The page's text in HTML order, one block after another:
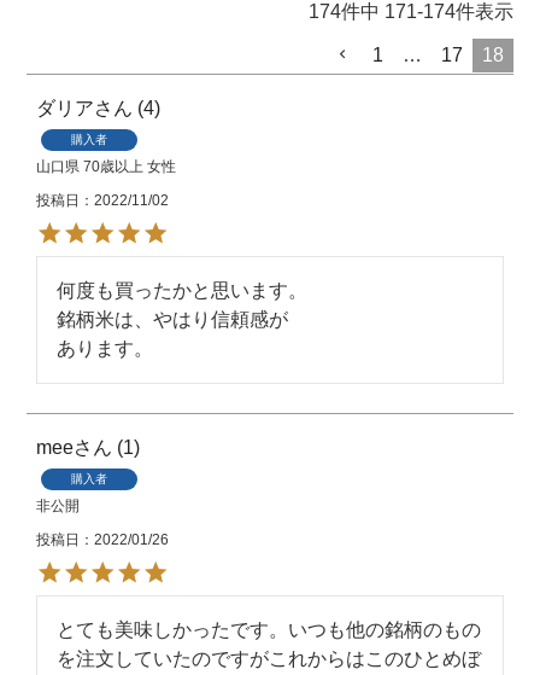
174件中 171-174件表示
1 … 17 18
ダリア 4
購入者
山口県 70歳以上 女性
投稿日
2022/11/02
何度も買ったかと思います。
銘柄米は、やはり信頼感が
あります。
mee 1
購入者
非公開
投稿日
2022/01/26
とても美味しかったです。いつも他の銘柄のもの
を注文していたのですがこれからはこのひとめぼ